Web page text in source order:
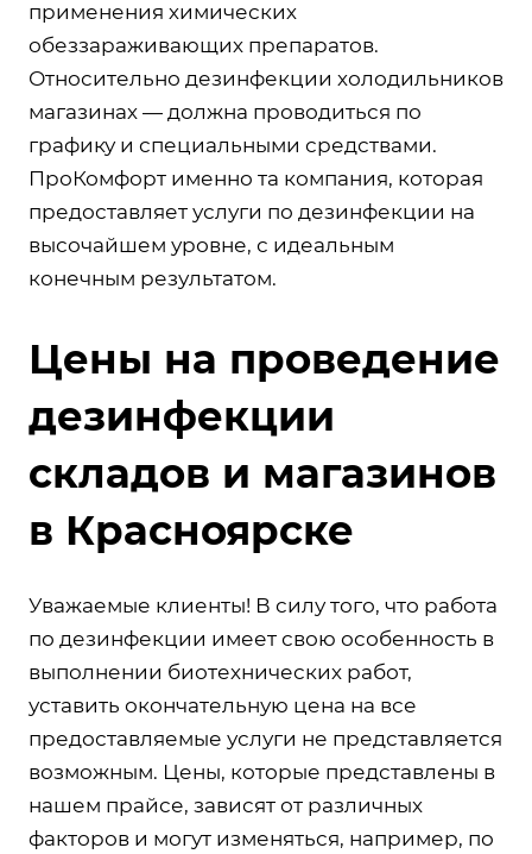
применения химических
обеззараживающих препаратов.
Относительно дезинфекции холодильников
магазинах — должна проводиться по
графику и специальными средствами.
ПроКомфорт именно та компания, которая
предоставляет услуги по дезинфекции на
высочайшем уровне, с идеальным
конечным результатом.
Цены на проведение
дезинфекции
складов и магазинов
в Красноярске
Уважаемые клиенты! В силу того, что работа
по дезинфекции имеет свою особенность в
выполнении биотехнических работ,
уставить окончательную цена на все
предоставляемые услуги не представляется
возможным. Цены, которые представлены в
нашем прайсе, зависят от различных
факторов и могут изменяться, например, по